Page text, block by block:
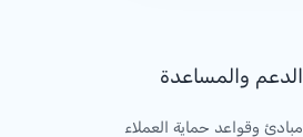
الدعم والمساعدة
مبادئ وقواعد حماية العملاء